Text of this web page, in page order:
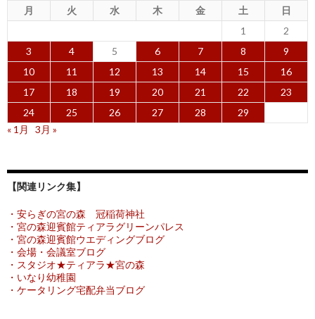
月 火 水 木 金 土
日
1
2
3
4 5 6 7 8
9
10
11 12 13 14 15
16
17
18 19 20 21 22
23
24
25 26 27 28
29
« 1月
3月 »
【関連リンク集】
・安らぎの宮の森 冠稲荷神社
・宮の森迎賓館ティアラグリーンパレス
・宮の森迎賓館ウエディングブログ
・会場・会議室ブログ
・スタジオ★ティアラ★宮の森
・いなり幼稚園
・ケータリング宅配弁当ブログ